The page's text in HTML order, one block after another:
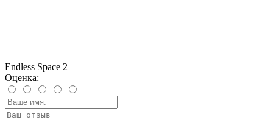
Endless Space 2
Оценка: